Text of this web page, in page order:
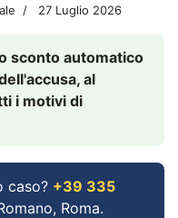
27 Luglio 2026
sconto automatico
al
i motivi di
caso? +39 335
Roma.